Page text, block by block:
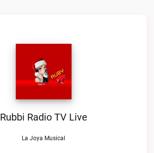
Rubbi Radio TV Live
La Joya Musical